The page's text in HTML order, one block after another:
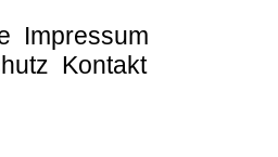
Impressum
Kontakt